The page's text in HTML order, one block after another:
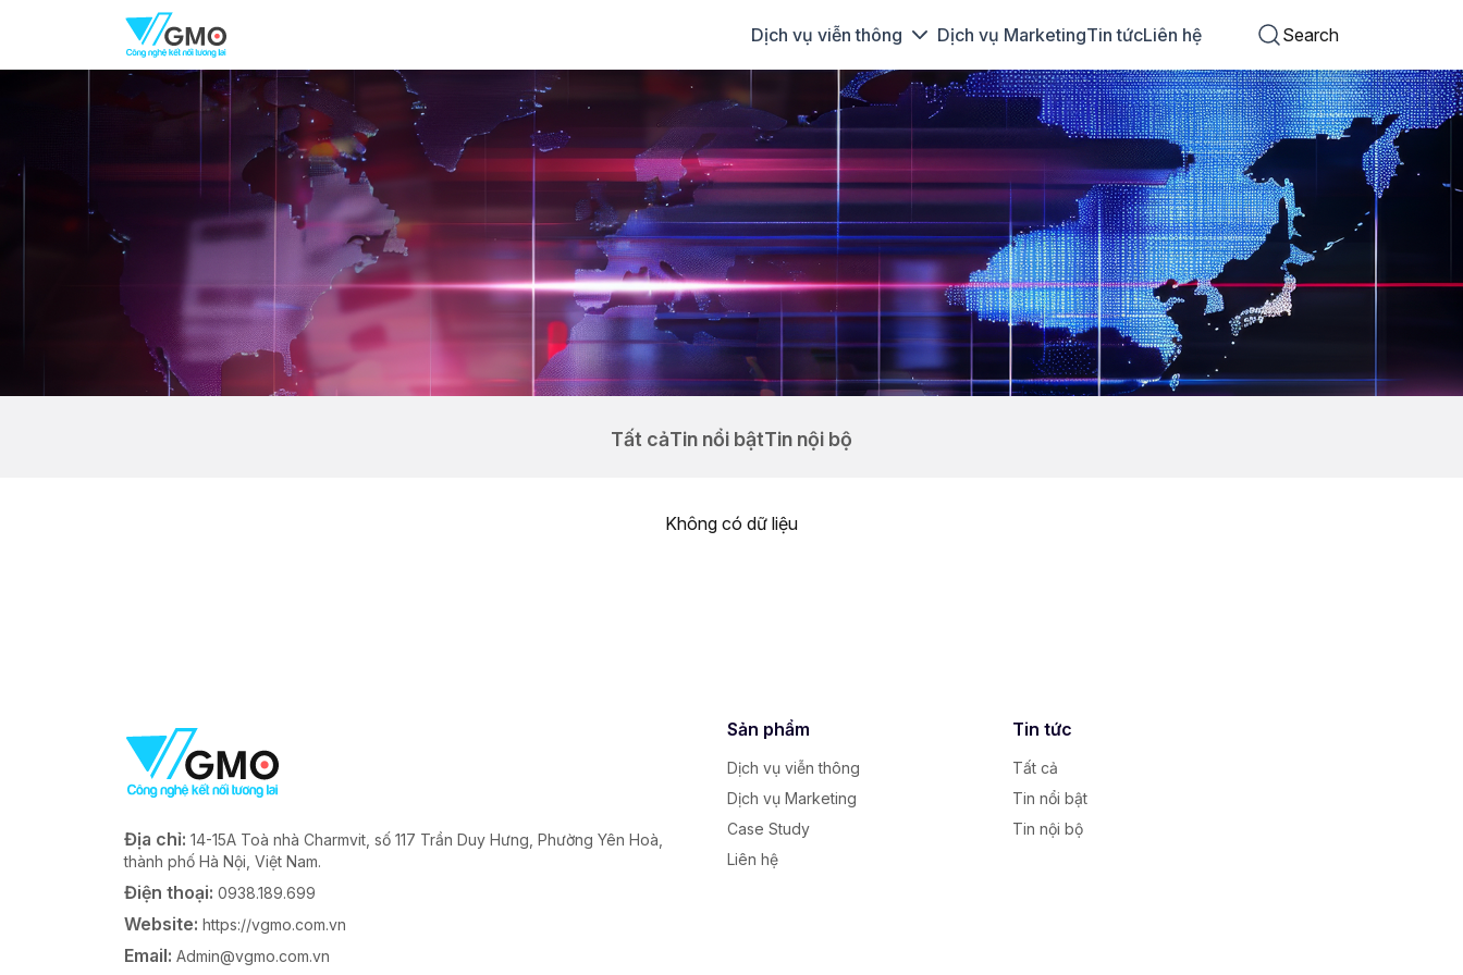
Dịch vụ viễn thông Dịch vụ MarketingTin tứcLiên hệ Search
Tất cảTin nổi bậtTin nội bộ
Không có dữ liệu
Địa chỉ: 14-15A Toà nhà Charmvit, số 117 Trần Duy Hưng, Phường Yên Hoà,
thành phố Hà Nội, Việt Nam.
Điện thoại: 0938.189.699
Website: https://vgmo.com.vn
Email: Admin@vgmo.com.vn
Sản phẩm
Dịch vụ viễn thông
Dịch vụ Marketing
Case Study
Liên hệ
Tin tức
Tất cả
Tin nổi bật
Tin nội bộ